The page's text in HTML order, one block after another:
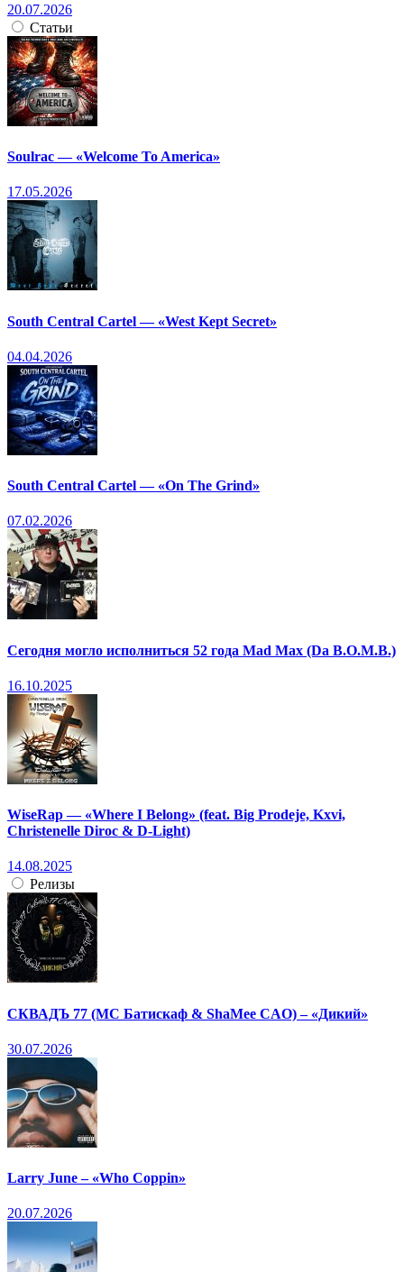
20.07.2026
Статьи
Soulrac — «Welcome To America»
17.05.2026
South Central Cartel — «West Kept Secret»
04.04.2026
South Central Cartel — «On The Grind»
07.02.2026
Сегодня могло исполниться 52 года Mad Max (Da B.O.M.B.)
16.10.2025
WiseRap — «Where I Belong» (feat. Big Prodeje, Kxvi,
Christenelle Diroc & D-Light)
14.08.2025
Релизы
СКВАДЪ 77 (МС Батискаф & ShaMee CAO) – «Дикий»
30.07.2026
Larry June – «Who Coppin»
20.07.2026